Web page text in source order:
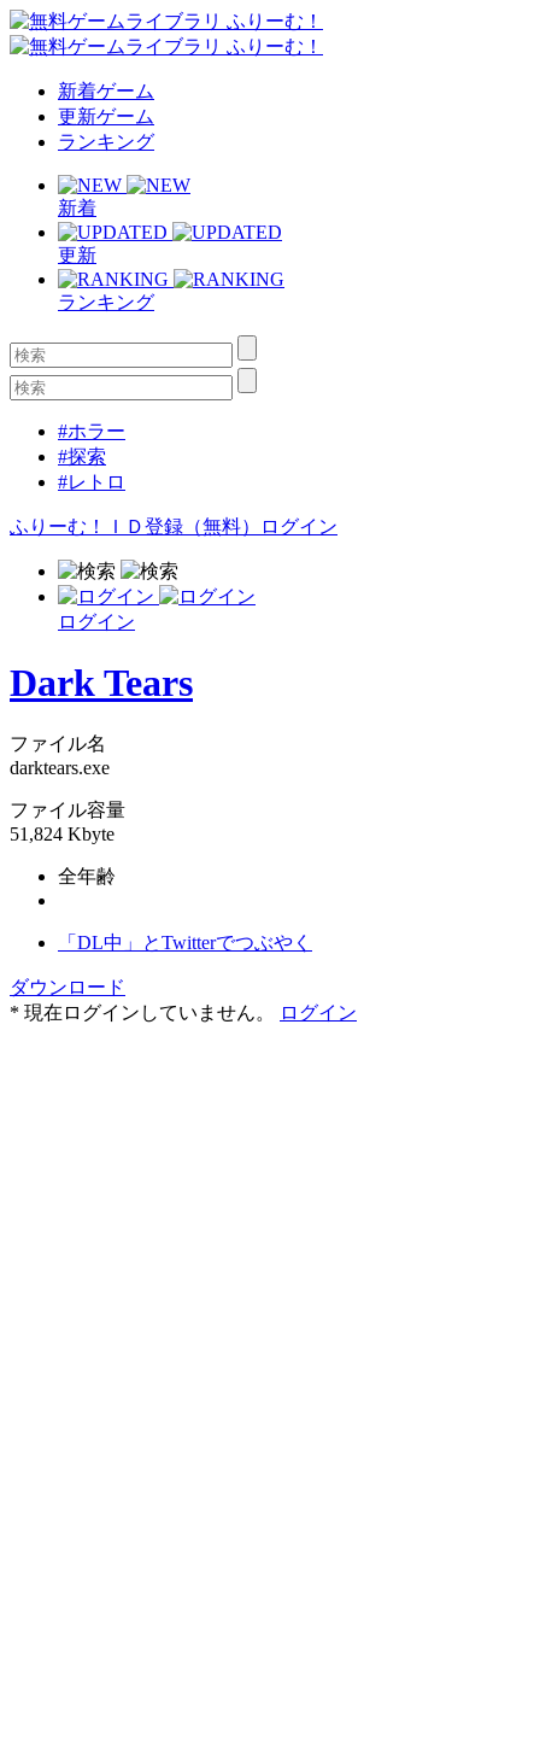
新着ゲーム
更新ゲーム
ランキング
新着
更新
ランキング
#ホラー
#探索
#レトロ
ふりーむ！ＩＤ登録（無料） ログイン
ログイン
Dark Tears
ファイル名
darktears.exe
ファイル容量
51,824 Kbyte
全年齢
「DL中」とTwitterでつぶやく
ダウンロード
* 現在ログインしていません。
ログイン